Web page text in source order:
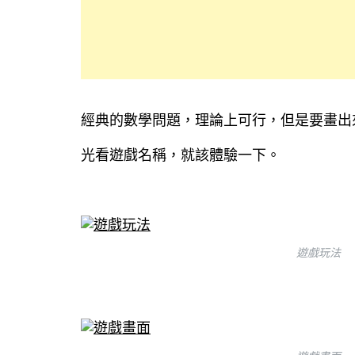
經典的數學問題，理論上可行，但是要畫出
光看遊戲名稱，就該體驗一下。
遊戲玩法